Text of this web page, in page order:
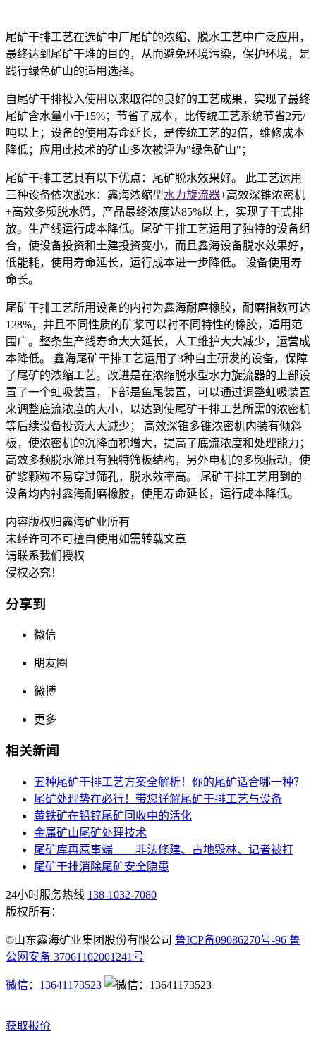
尾矿干排工艺在选矿中厂尾矿的浓缩、脱水工艺中广泛应用，
最终达到尾矿干堆的目的，从而避免环境污染，保护环境，是
践行绿色矿山的适用选择。
自尾矿干排投入使用以来取得的良好的工艺成果，实现了最终
尾矿含水量小于15%；节省了成本，比传统工艺系统节省2元/
吨以上；设备的使用寿命延长，是传统工艺的2倍，维修成本
降低；应用此技术的矿山多次被评为"绿色矿山"；
尾矿干排工艺具有以下优点：尾矿脱水效果好。 此工艺运用
三种设备依次脱水：鑫海浓缩型水力旋流器+高效深锥浓密机
+高效多频脱水筛，产品最终浓度达85%以上，实现了干式排
放。生产线运行成本降低。尾矿干排工艺运用了独特的设备组
合，使设备投资和土建投资变小，而且鑫海设备脱水效果好，
低能耗，使用寿命延长，运行成本进一步降低。 设备使用寿
命长。
尾矿干排工艺所用设备的内衬为鑫海耐磨橡胶，耐磨指数可达
128%，并且不同性质的矿浆可以衬不同特性的橡胶，适用范
围广。整条生产线寿命大大延长，人工维护大大减少，运营成
本降低。 鑫海尾矿干排工艺运用了3种自主研发的设备，保障
了尾矿的浓缩工艺。改进是在浓缩脱水型水力旋流器的上部设
置了一个虹吸装置，下部是鱼尾装置，可以通过调整虹吸装置
来调整底流浓度的大小，以达到使尾矿干排工艺所需的浓密机
等后续设备投资大大减少； 高效深锥多锥浓密机内装有倾斜
板，使浓密机的沉降面积增大，提高了底流浓度和处理能力；
高效多频脱水筛具有独特筛板结构，另外电机的多频振动，使
矿浆颗粒不易穿过筛孔，脱水效率高。 尾矿干排工艺用到的
设备均内衬鑫海耐磨橡胶，使用寿命延长，运行成本降低。
内容版权归鑫海矿业所有
未经许可不可擅自使用如需转载文章
请联系我们授权
侵权必究！
分享到
微信
朋友圈
微博
更多
相关新闻
五种尾矿干排工艺方案全解析！你的尾矿适合哪一种？
尾矿处理势在必行！带您详解尾矿干排工艺与设备
黄铁矿在铅锌尾矿回收中的活化
金属矿山尾矿处理技术
尾矿库再惹事端——非法修建、占地毁林、记者被打
尾矿干排消除尾矿安全隐患
24小时服务热线 138-1032-7080
版权所有：
©山东鑫海矿业集团股份有限公司 鲁ICP备09086270号-96 鲁
公网安备 37061102001241号
微信：13641173523
获取报价